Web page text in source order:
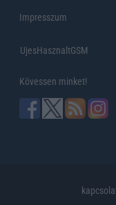
Impresszum
UjesHasznaltGSM
Kövessen minket!